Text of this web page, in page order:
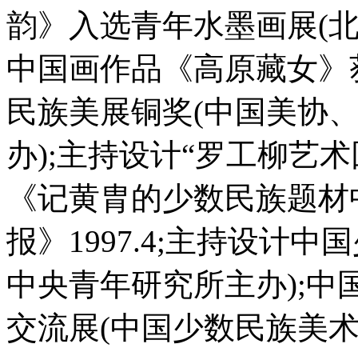
韵》入选青年水墨画展(
中国画作品《高原藏女
民族美展铜奖(中国美协
办);主持设计“罗工柳艺
《记黄胄的少数民族题
报》1997.4;主持设计中
中央青年研究所主办);中
交流展(中国少数民族美